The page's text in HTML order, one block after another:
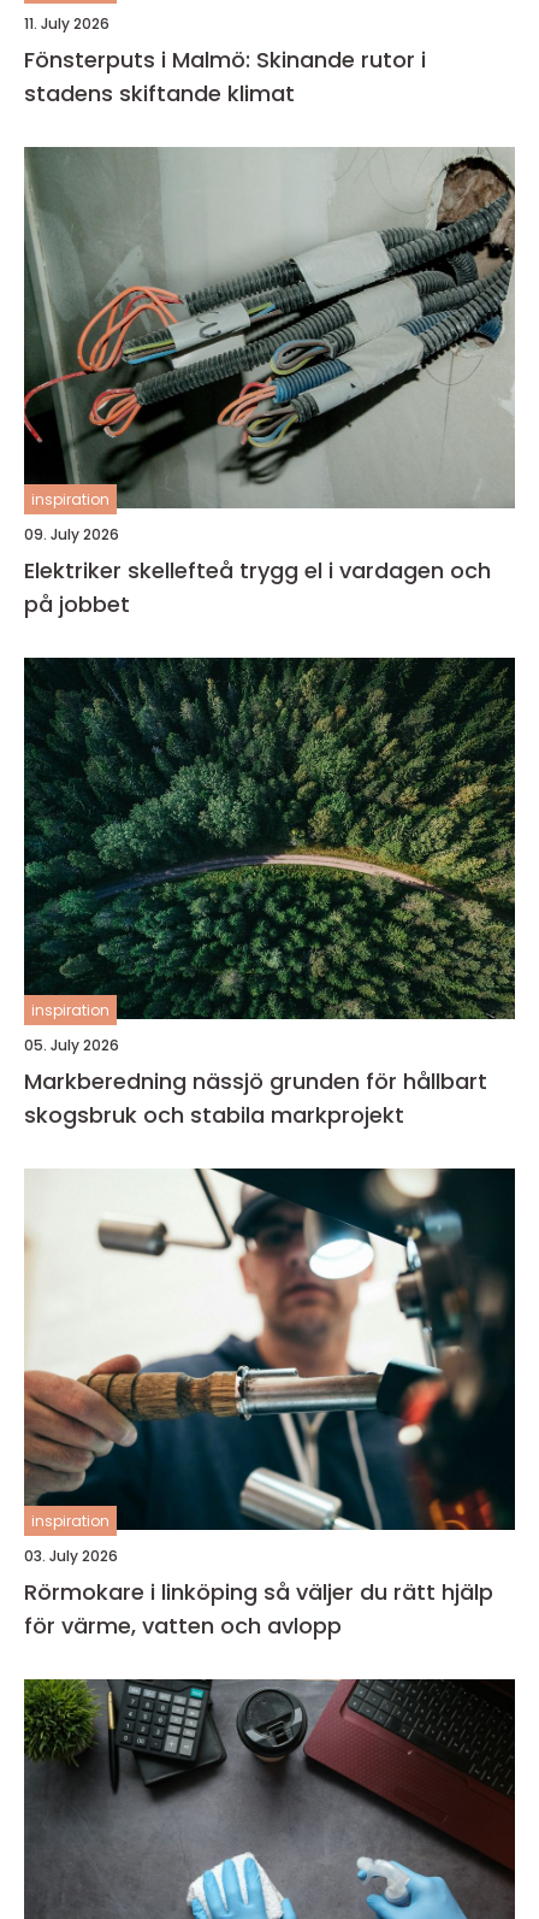
11. July 2026
Fönsterputs i Malmö: Skinande rutor i
stadens skiftande klimat
inspiration
09. July 2026
Elektriker skellefteå trygg el i vardagen och
på jobbet
inspiration
05. July 2026
Markberedning nässjö grunden för hållbart
skogsbruk och stabila markprojekt
inspiration
03. July 2026
Rörmokare i linköping så väljer du rätt hjälp
för värme, vatten och avlopp